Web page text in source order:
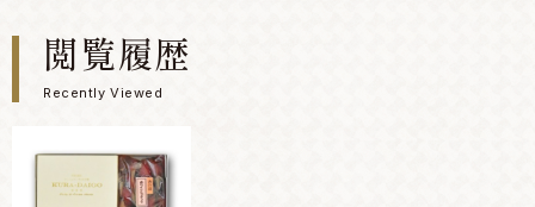
閲覧履歴
Recently Viewed